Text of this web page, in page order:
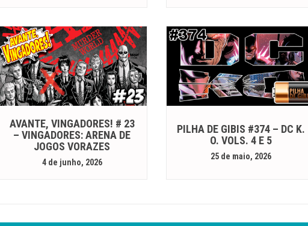
AVANTE, VINGADORES! # 23
– VINGADORES: ARENA DE
JOGOS VORAZES
4 de junho, 2026
PILHA DE GIBIS #374 – DC K.
O. VOLS. 4 E 5
25 de maio, 2026